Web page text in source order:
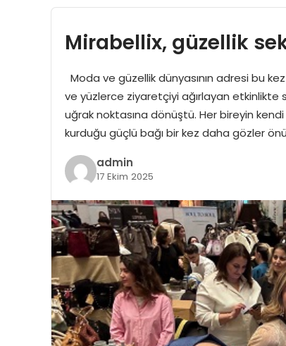
Mirabellix, güzellik
Moda ve güzellik dünyasının adresi bu
ve yüzlerce ziyaretçiyi ağırlayan etkinlikte
uğrak noktasına dönüştü. Her bireyin
kurduğu güçlü bağı bir kez daha gözler
admin
17 Ekim 2025